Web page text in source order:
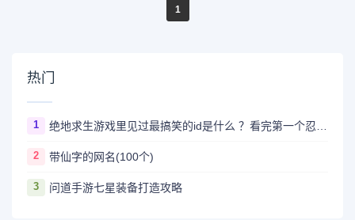
1
热门
1 绝地求生游戏里见过最搞笑的id是什么 ？看完第一个忍不住爆笑
2 带仙字的网名(100个)
3 问道手游七星装备打造攻略